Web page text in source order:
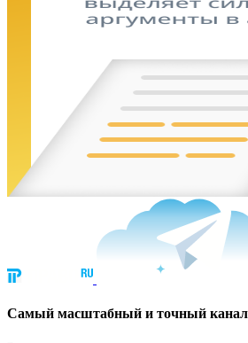
Cамый масштабный и точный канал